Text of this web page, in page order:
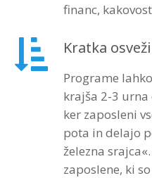
financ,
Kratka
Programe
krajša 2-3 urna
ker zaposleni
pota in delajo
železna
zaposlene, ki